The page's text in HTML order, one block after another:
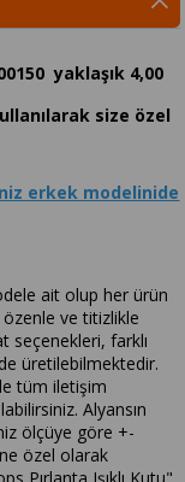
yaklaşık 4,00
size özel
erkek modelinide
ait olup her ürün
ve titizlikle
seçenekleri, farklı
üretilebilmektedir.
tüm iletişim
Alyansın
ölçüye göre +-
özel olarak